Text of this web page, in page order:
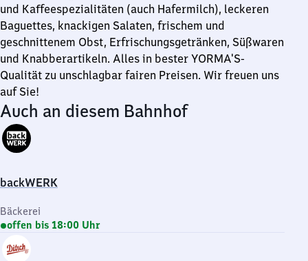
und Kaffeespezialitäten (auch Hafermilch), leckeren
Baguettes, knackigen Salaten, frischem und
geschnittenem Obst, Erfrischungsgetränken, Süßwaren
und Knabberartikeln. Alles in bester YORMA'S-
Qualität zu unschlagbar fairen Preisen. Wir freuen uns
auf Sie!
Auch an diesem Bahnhof
backWERK
Bäckerei
offen bis 18:00 Uhr